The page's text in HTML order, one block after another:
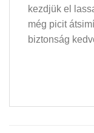
kezdjük el
még picit
biztonság